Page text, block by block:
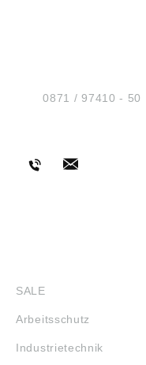
Tel.:0871 / 97410 - 50
SALE
Arbeitsschutz
Industrietechnik